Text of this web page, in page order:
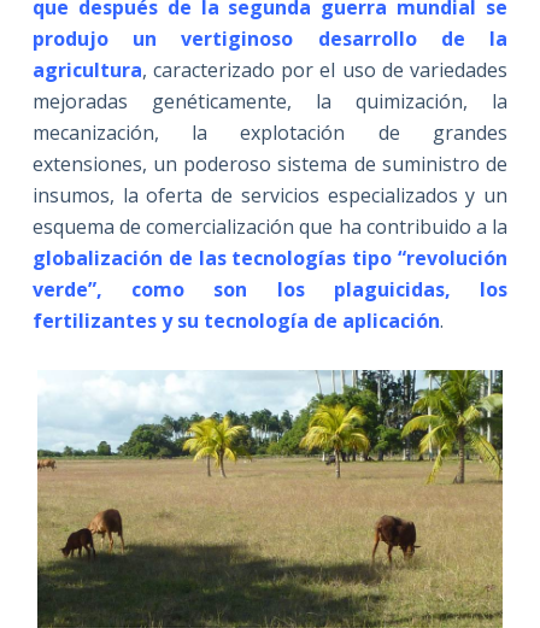
que después de la segunda guerra mundial se
produjo un vertiginoso desarrollo de la
agricultura, caracterizado por el uso de variedades
mejoradas genéticamente, la quimización, la
mecanización, la explotación de grandes
extensiones, un poderoso sistema de suministro de
insumos, la oferta de servicios especializados y un
esquema de comercialización que ha contribuido a la
globalización de las tecnologías tipo “revolución
verde”, como son los plaguicidas, los
fertilizantes y su tecnología de aplicación.